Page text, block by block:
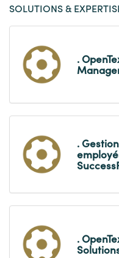
SOLUTIONS &
.
.
.